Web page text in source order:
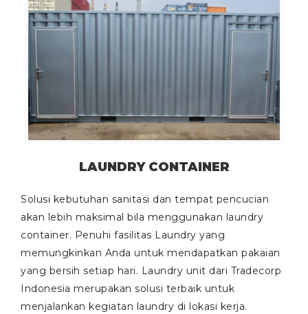
LAUNDRY CONTAINER
Solusi kebutuhan sanitasi dan tempat pencucian
akan lebih maksimal bila menggunakan laundry
container. Penuhi fasilitas Laundry yang
memungkinkan Anda untuk mendapatkan pakaian
yang bersih setiap hari. Laundry unit dari Tradecorp
Indonesia merupakan solusi terbaik untuk
menjalankan kegiatan laundry di lokasi kerja.